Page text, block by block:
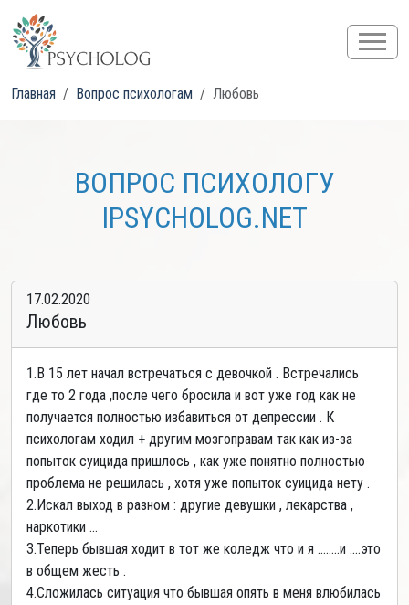
Главная Вопрос психологам Любовь
ВОПРОС ПСИХОЛОГУ
IPSYCHOLOG.NET
17.02.2020
Любовь
1.В 15 лет начал встречаться с девочкой . Встречались
где то 2 года ,после чего бросила и вот уже год как не
получается полностью избавиться от депрессии . К
психологам ходил + другим мозгоправам так как из-за
попыток суицида пришлось , как уже понятно полностью
проблема не решилась , хотя уже попыток суицида нету .
2.Искал выход в разном : другие девушки , лекарства ,
наркотики ...
3.Теперь бывшая ходит в тот же коледж что и я ........и ....это
в общем жесть .
4.Сложилась ситуация что бывшая опять в меня влюбилась